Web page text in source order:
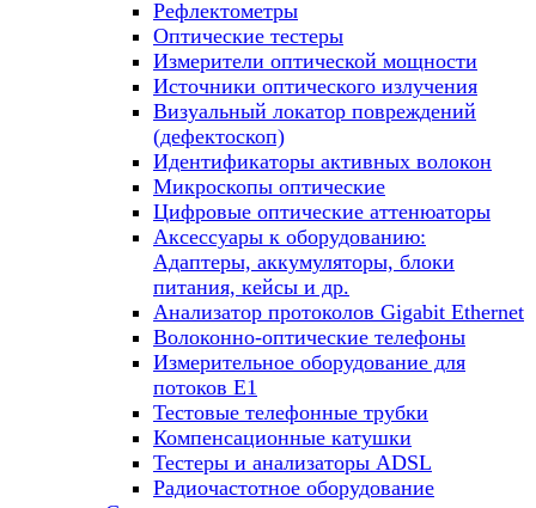
Рефлектометры
Оптические тестеры
Измерители оптической мощности
Источники оптического излучения
Визуальный локатор повреждений
(дефектоскоп)
Идентификаторы активных волокон
Микроскопы оптические
Цифровые оптические аттенюаторы
Аксессуары к оборудованию:
Адаптеры, аккумуляторы, блоки
питания, кейсы и др.
Анализатор протоколов Gigabit Ethernet
Волоконно-оптические телефоны
Измерительное оборудование для
потоков Е1
Тестовые телефонные трубки
Компенсационные катушки
Тестеры и анализаторы ADSL
Радиочастотное оборудование